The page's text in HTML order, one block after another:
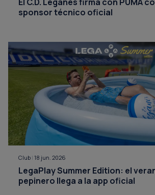
sponsor técnico oficial
Club | 18 jun. 2026
LegaPlay Summer Edition: el
pepinero llega a la app oficial